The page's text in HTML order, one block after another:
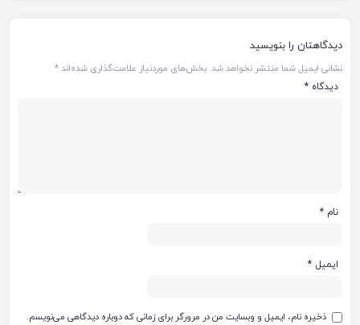
دیدگاهتان را بنویسید
نشانی ایمیل شما منتشر نخواهد شد. بخش‌های موردنیاز علامت‌گذاری شده‌اند*
دیدگاه *
نام *
ایمیل *
ذخیره نام، ایمیل و وبسایت من در مرورگر برای زمانی که دوباره دیدگاهی می‌نویسم.